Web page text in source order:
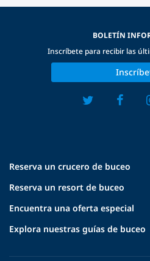
Reserva un crucero de buceo
Reserva un resort de buceo
Encuentra una oferta especial
Explora nuestras guías de buceo
BOLETÍN
Inscríbete para recibir las